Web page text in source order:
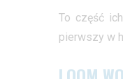
To część
pierwszy w